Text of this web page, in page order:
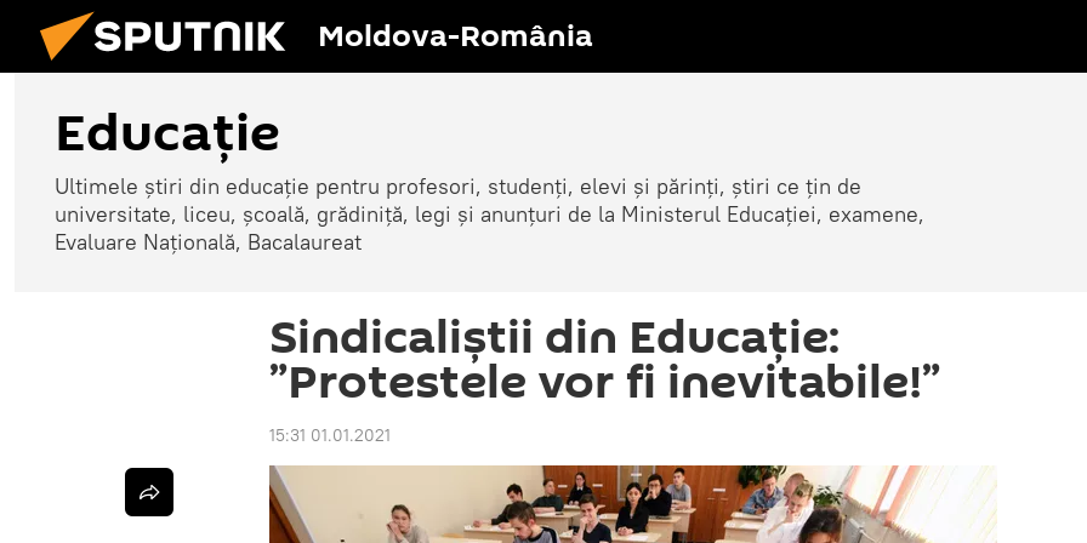
Moldova-România
Educație
Ultimele știri din educație pentru profesori, studenți, elevi și părinți, știri ce țin de
universitate, liceu, școală, grădiniță, legi și anunțuri de la Ministerul Educației, examene,
Evaluare Națională, Bacalaureat
Sindicaliștii din Educație:
”Protestele vor fi inevitabile!”
15:31 01.01.2021